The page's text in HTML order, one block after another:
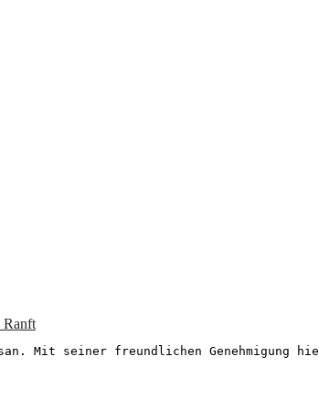
Ranft
Mit seiner freundlichen Genehmigung